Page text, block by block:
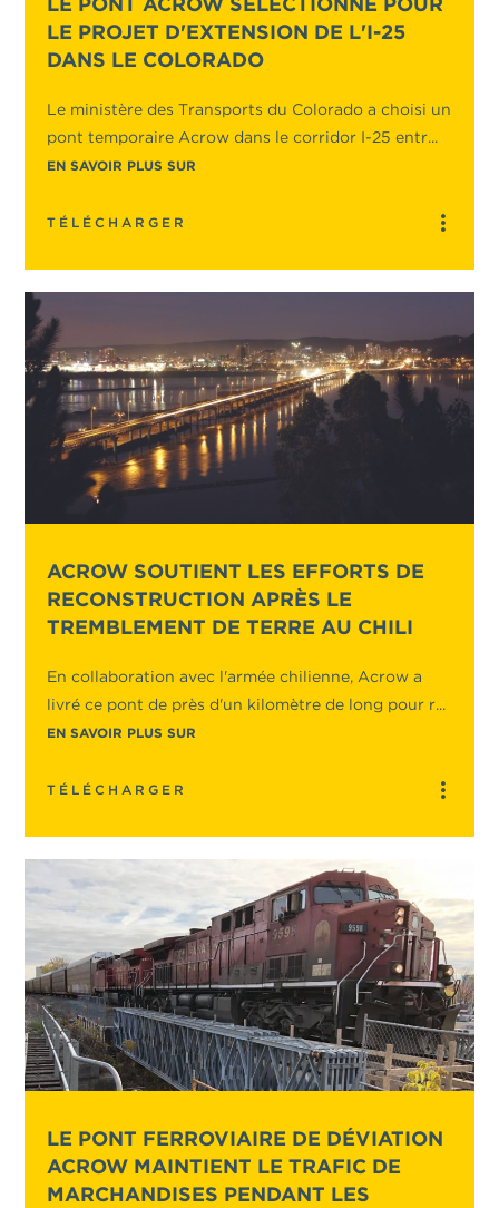
LE PROJET D'EXTENSION DE L'I-25
DANS LE COLORADO
Le ministère des Transports du Colorado a choisi un
pont temporaire Acrow dans le corridor I-25 entr...
EN SAVOIR PLUS SUR
TÉLÉCHARGER
ACROW SOUTIENT LES EFFORTS DE
RECONSTRUCTION APRÈS LE
TREMBLEMENT DE TERRE AU CHILI
En collaboration avec l'armée chilienne, Acrow a
livré ce pont de près d'un kilomètre de long pour r...
EN SAVOIR PLUS SUR
TÉLÉCHARGER
LE PONT FERROVIAIRE DE DÉVIATION
ACROW MAINTIENT LE TRAFIC DE
MARCHANDISES PENDANT LES